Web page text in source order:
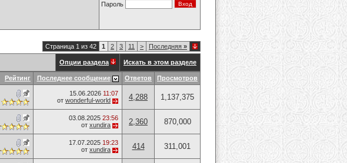
Пароль
Страница 1 из 42 1 2 3 11 > Последняя »
Опции раздела Искать в этом разделе
Рейтинг Последнее сообщение Ответов Просмотров
15.06.2026 11:07
от wonderful-world 4,288 1,137,375
03.08.2025 23:56
от xundira 2,360 870,000
17.07.2025 19:23
от xundira 414 311,001